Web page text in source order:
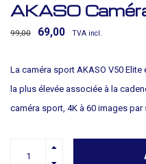
AKASO
99,00 69,00 TVA incl.
La caméra sport AKASO V50
la plus élevée associée à la
caméra sport, 4K à 60 images par